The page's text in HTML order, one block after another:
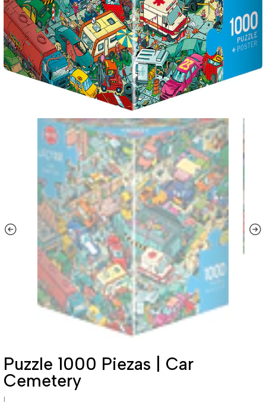
Puzzle 1000 Piezas | Car
Cemetery
|